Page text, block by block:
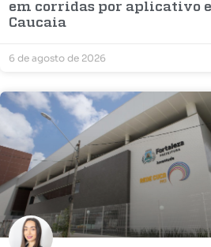
em corridas por aplicativo
Caucaia
6 de agosto de 2026